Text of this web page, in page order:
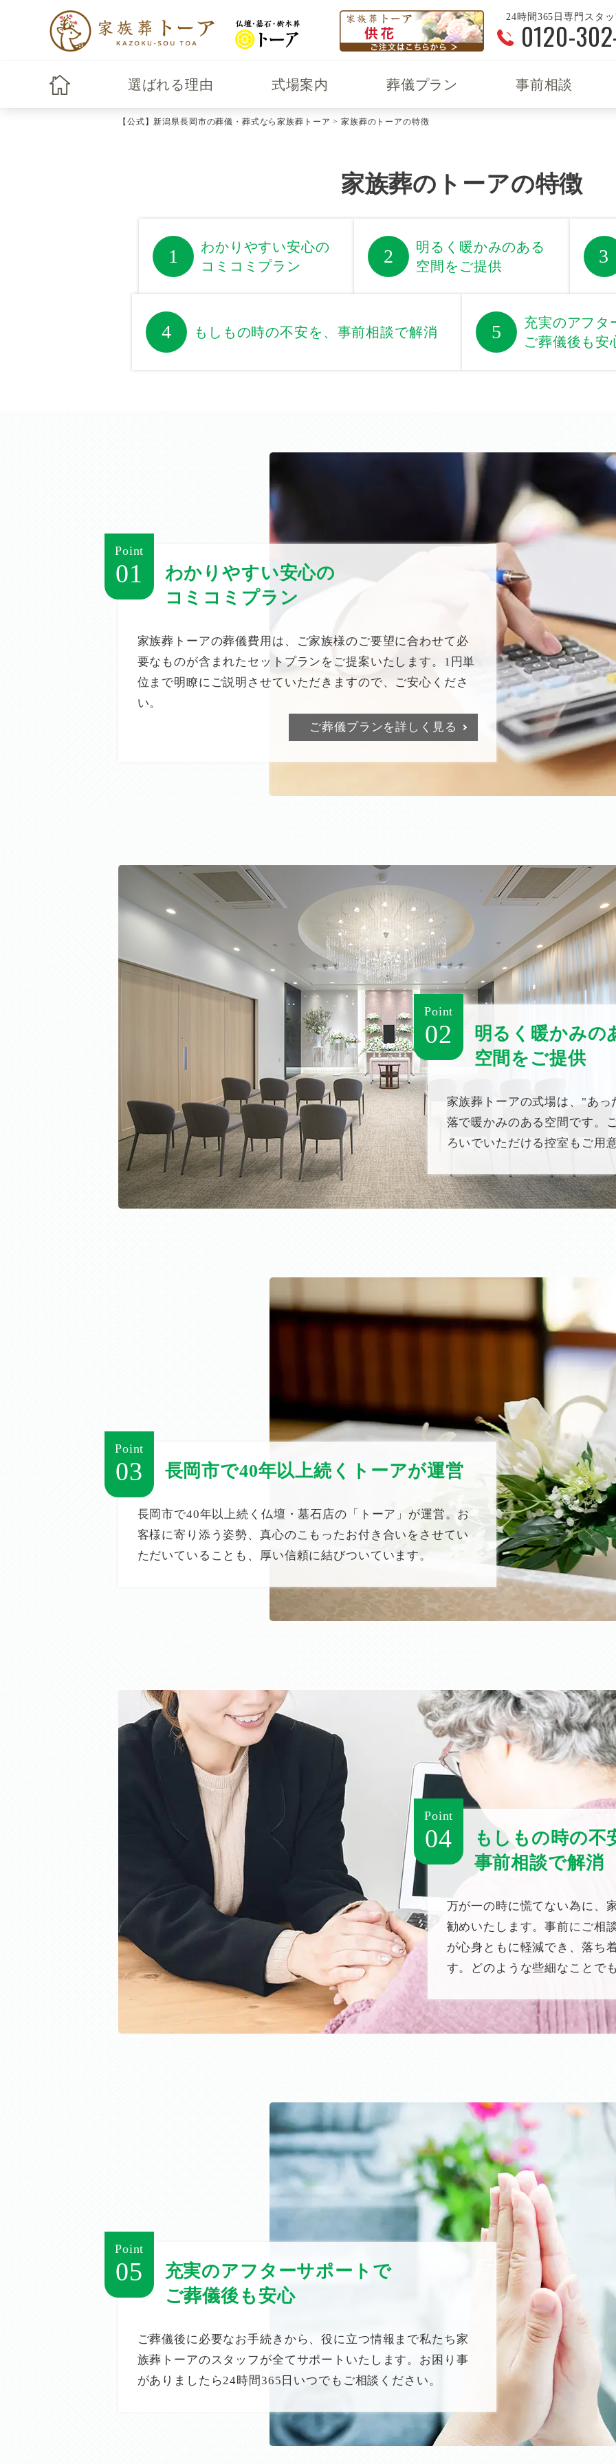
24時間365日専門スタ
0120-
選ばれる理由 式場案内 葬儀プラン 事前相談
【公式】新潟県長岡市の葬儀・葬式なら家族葬トーア > 家族葬のトーアの特徴
家族葬のトーアの特徴
1
わかりやすい安心の
コミコミプラン
2
明るく暖かみのある
空間をご提供
3
4 もしもの時の不安を、事前相談で解消 5
充実のアフタ
ご葬儀後も安
Point
01
わかりやすい安心の
コミコミプラン
家族葬トーアの葬儀費用は、ご家族様のご要望に合わせて必
要なものが含まれたセットプランをご提案いたします。1円単
位まで明瞭にご説明させていただきますので、ご安心くださ
い。
ご葬儀プランを詳しく見る
Point
02
明るく暖かみの
空間をご提供
家族葬トーアの式場は、"あ
落で暖かみのある空間です。
ろいでいただける控室もご用
Point
03 長岡市で40年以上続くトーアが運営
長岡市で40年以上続く仏壇・墓石店の「トーア」が運営。お
客様に寄り添う姿勢、真心のこもったお付き合いをさせてい
ただいていることも、厚い信頼に結びついています。
Point
04
もしもの時の不
事前相談で解消
万が一の時に慌てない為に、
勧めいたします。事前にご相
が心身ともに軽減でき、落ち
す。どのような些細なことで
Point
05
充実のアフターサポートで
ご葬儀後も安心
ご葬儀後に必要なお手続きから、役に立つ情報まで私たち家
族葬トーアのスタッフが全てサポートいたします。お困り事
がありましたら24時間365日いつでもご相談ください。